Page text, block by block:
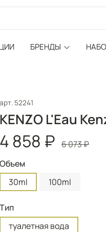
БРЕНДЫ
арт. 52241
KENZO L'Eau
4 858 ₽ 6 073 ₽
Объем
100ml
30ml
Тип
туалетная вода